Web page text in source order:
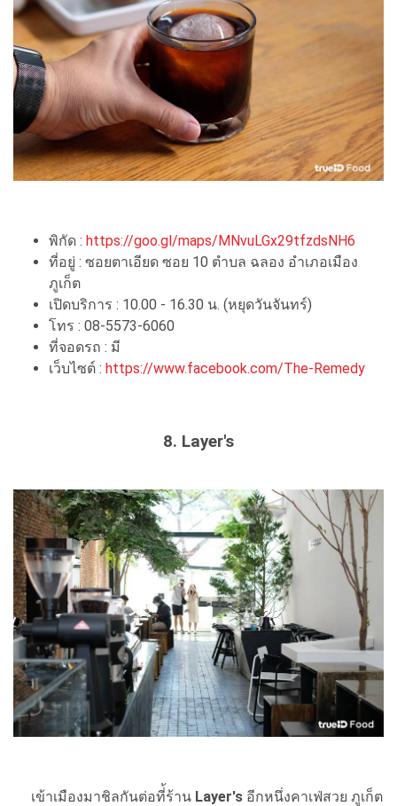
พิกัด : https://goo.gl/maps/MNvuLGx29tfzdsNH6
ที่อยู่ : ซอยตาเอียด ซอย 10 ตำบล ฉลอง อำเภอเมือง
ภูเก็ต
เปิดบริการ : 10.00 - 16.30 น. (หยุดวันจันทร์)
โทร : 08-5573-6060
ที่จอดรถ : มี
เว็บไซต์ : https://www.facebook.com/The-Remedy
8. Layer's
เข้าเมืองมาชิลกันต่อที่้ร้าน Layer's อีกหนึ่งคาเฟ่สวย ภูเก็ต